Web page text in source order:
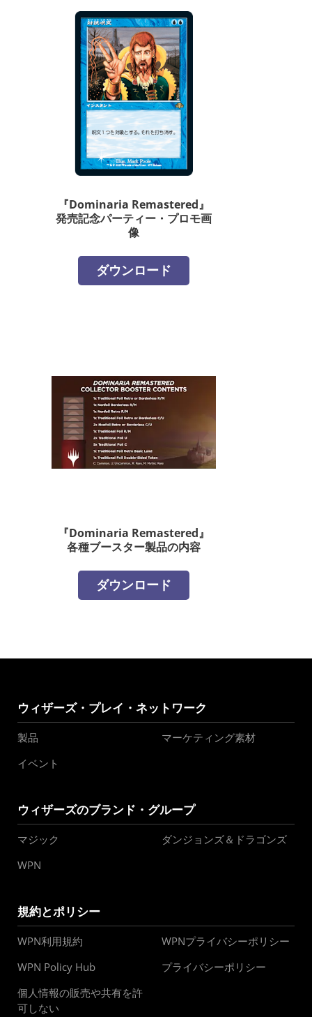
『Dominaria Remastered』
発売記念パーティー・プロモ画
像
ダウンロード
『Dominaria Remastered』
各種ブースター製品の内容
ダウンロード
ウィザーズ・プレイ・ネットワーク
製品
マーケティング素材
イベント
ウィザーズのブランド・グループ
マジック
ダンジョンズ＆ドラゴンズ
WPN
規約とポリシー
WPN利用規約
WPNプライバシーポリシー
WPN Policy Hub
プライバシーポリシー
個人情報の販売や共有を許
可しない